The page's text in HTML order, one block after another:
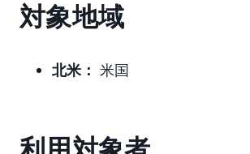
対象地域
北米： 米国